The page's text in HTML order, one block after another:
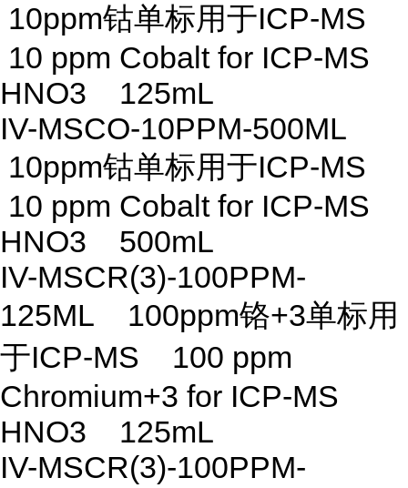
10ppm钴单标用于ICP-MS
10 ppm Cobalt for ICP-MS
HNO3 125mL
IV-MSCO-10PPM-500ML
10ppm钴单标用于ICP-MS
10 ppm Cobalt for ICP-MS
HNO3 500mL
IV-MSCR(3)-100PPM-
125ML 100ppm铬+3单标用
于ICP-MS 100 ppm
Chromium+3 for ICP-MS
HNO3 125mL
IV-MSCR(3)-100PPM-